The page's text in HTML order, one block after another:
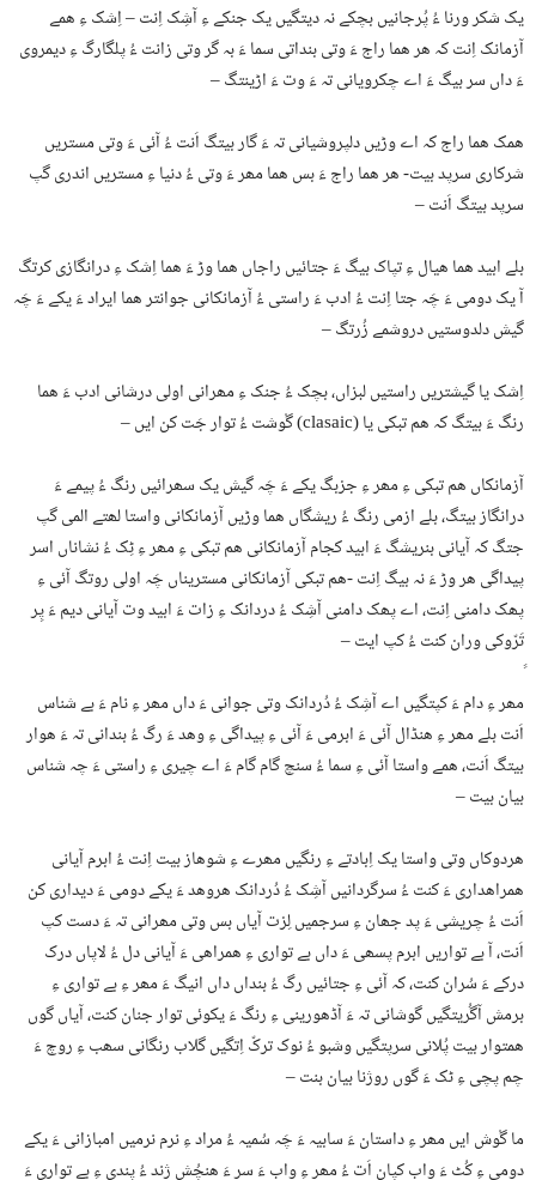
یک شکر ورنا ءُ پُرجانیں بچکے نہ دیتگیں یک جنکے ءِ آشِک اِنت – اِشک ءِ ھمے
آزمانک اِنت کہ ھر ھما راج ءَ وتی بنداتی سما ءَ بہ گر وتی زانت ءُ پلگارگ ءِ دیمروی
ءَ داں سر بیگ ءَ اے چکرویانی تہ ءَ وت ءَ اڑینتگ –
ھمک ھما راج کہ اے وڑیں دلپروشیانی تہ ءَ گار بیتگ اَنت ءُ آئی ءَ وتی مستریں
شرکاری سرپد بیت- ھر ھما راج ءَ بس ھما مھر ءَ وتی ءُ دنیا ءِ مستریں اندری گپ
سرپد بیتگ اَنت –
بلے ابید ھما ھیال ءِ تپاک بیگ ءَ جتائیں راجاں ھما وڑ ءَ ھما اِشک ءِ درانگازی کرتگ
آ یک دومی ءَ چَہ جتا اِنت ءُ ادب ءَ راستی ءُ آزمانکانی جوانتر ھما ایراد ءَ یکے ءَ چَہ
گیش دلدوستیں دروشمے زُرتگ –
اِشک یا گیشتریں راستیں لبزاں، بچک ءُ جنک ءِ مھرانی اولی درشانی ادب ءَ ھما
رنگ ءَ بیتگ کہ ھم تبکی یا (clasaic) گْوشت ءُ توار جَت کن ایں –
آزمانکاں ھم تبکی ءِ مھر ءِ جزبگ یکے ءَ چَہ گیش یک سھرائیں رنگ ءُ پیمے ءَ
درانگاز بیتگ، بلے ازمی رنگ ءُ ریشگاں ھما وڑیں آزمانکانی واستا لھتے المی گپ
جتگ کہ آیانی بنریشگ ءَ ابید کجام آزمانکانی ھم تبکی ءِ مھر ءِ ٹِک ءُ نشاناں اسر
پیداگی ھر وڑ ءَ نہ بیگ اِنت -ھم تبکی آزمانکانی مستریناں چَہ اولی روتگ آئی ءِ
پھک دامنی اِنت، اے پھک دامنی آشِک ءُ دردانک ءِ زات ءَ ابید وت آیانی دیم ءَ پِر
تَرّوکی وران کنت ءُ کپ ایت –
مھر ءِ دام ءَ کپتگیں اے آشِک ءُ دُردانک وتی جوانی ءَ داں مھر ءِ نام ءَ بے شناس
اَنت بلے مھر ءِ ھنڈال آئی ءَ ابرمی ءَ آئی ءِ پیداگی ءِ وھد ءَ رگ ءُ بندانی تہ ءَ ھوار
بیتگ اَنت، ھمے واستا آئی ءِ سما ءُ سنچ گام گام ءَ اے چیری ءِ راستی ءَ چہ شناس
بیان بیت –
ھردوکاں وتی واستا یک اِبادتے ءِ رنگیں مھرے ءِ شوھاز بیت اِنت ءُ ابرم آیانی
ھمراھداری ءَ کنت ءُ سرگردانیں آشِک ءُ دُردانک ھروھد ءَ یکے دومی ءَ دیداری کن
اَنت ءُ چریشی ءَ پد جھان ءِ سرجمیں لِزت آیاں بس وتی مھرانی تہ ءَ دست کپ
اَنت، آ بے تواریں ابرم پسھی ءَ داں بے تواری ءِ ھمراھی ءَ آیانی دل ءُ لاپاں درک
درکے ءَ سُران کنت، کہ آئی ءِ جتائیں رگ ءُ بنداں داں انیگ ءَ مھر ءِ بے تواری ءِ
برمش آگُریتگیں گوشانی تہ ءَ آڈھورینی ءِ رنگ ءَ یکوئی توار جنان کنت، آیاں گوں
ھمتوار بیت پُلانی سرپتگیں وشبو ءُ نوک ترکّ اِتگیں گلاب رنگانی سھب ءِ روچ ءَ
چم پچی ءِ ٹک ءَ گوں روژنا بیان بنت –
ما گْوش ایں مھر ءِ داستان ءَ سابیہ ءَ چَہ سُمیہ ءُ مراد ءِ نرم نرمیں امبازانی ءَ یکے
دومی ءِ کُٹ ءَ واب کپان اَت ءُ مھر ءِ واب ءَ سر ءَ ھنچُش ژند ءُ پندی ءِ بے تواری ءَ